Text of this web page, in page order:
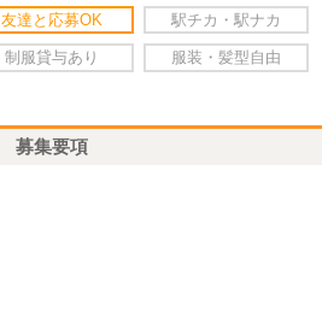
友達と応募OK 駅チカ・駅ナカ
制服貸与あり 服装・髪型自由
募集要項